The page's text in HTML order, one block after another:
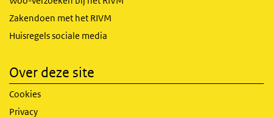
Zakendoen met het RIVM
Huisregels sociale media
Over deze site
Cookies
Privacy